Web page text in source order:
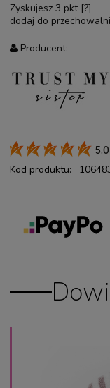
Zyskujesz 3 pkt [?]
dodaj do przechowalni
Producent:
5.0
Kod produktu: